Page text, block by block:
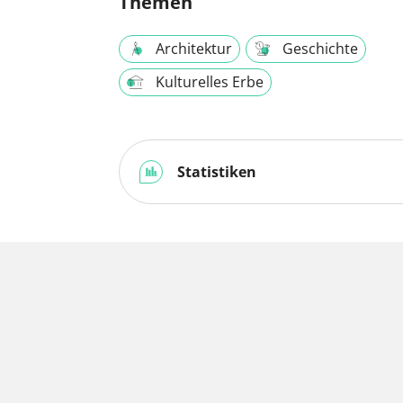
Architektur
Geschichte
Kulturelles Erbe
Statistiken